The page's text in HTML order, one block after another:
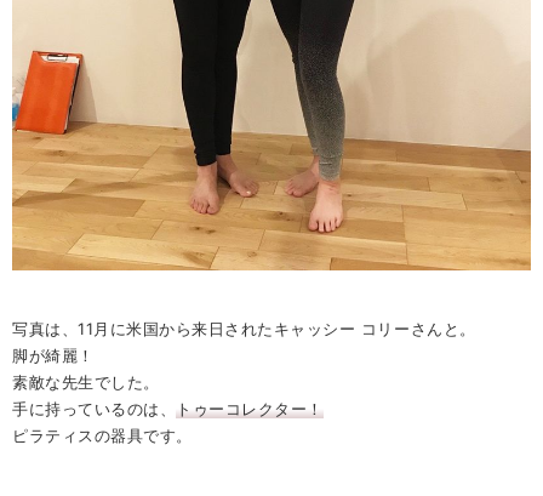
写真は、11月に米国から来日されたキャッシー コリーさんと。
脚が綺麗！
素敵な先生でした。
手に持っているのは、
トゥーコレクター！
ピラティスの器具です。